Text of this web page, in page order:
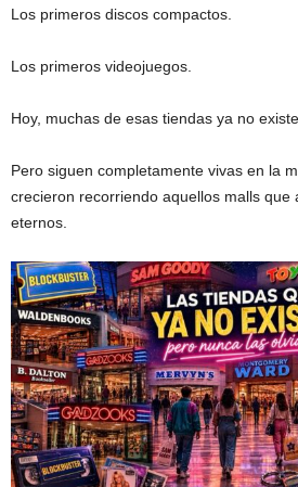
Los primeros discos compactos.
Los primeros videojuegos.
Hoy, muchas de esas tiendas ya no
Pero siguen completamente vivas en la
crecieron recorriendo aquellos malls que
eternos.